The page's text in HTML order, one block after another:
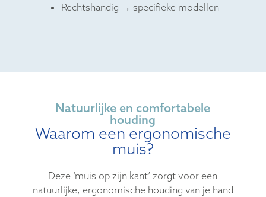
Rechtshandig → specifieke modellen
Natuurlijke en comfortabele
houding
Waarom een ergonomische
muis?
Deze ‘muis op zijn kant’ zorgt voor een
natuurlijke, ergonomische houding van je hand